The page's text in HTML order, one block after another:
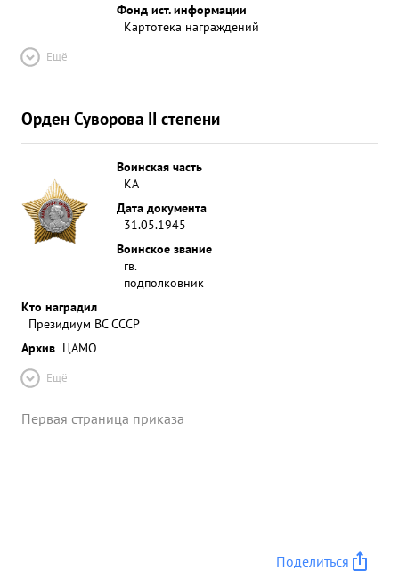
Фонд ист. информации
Картотека награждений
Ещё
Орден Суворова II степени
Воинская часть
КА
Дата документа
31.05.1945
Воинское звание
гв.
подполковник
Кто наградил
Президиум ВС СССР
Архив ЦАМО
Ещё
Первая страница приказа
Поделиться